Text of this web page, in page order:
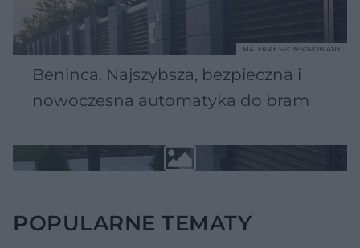
Beninca. Najszybsza, bezpieczna i
nowoczesna automatyka do bram
MATERIAŁ SPONSOROWANY
POPULARNE TEMATY